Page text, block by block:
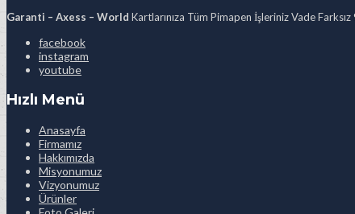
Garanti – Axess – World Kartlarınıza Tüm Pimapen İşleriniz Vade
facebook
instagram
youtube
Hızlı Menü
Anasayfa
Firmamız
Hakkımızda
Misyonumuz
Vizyonumuz
Ürünler